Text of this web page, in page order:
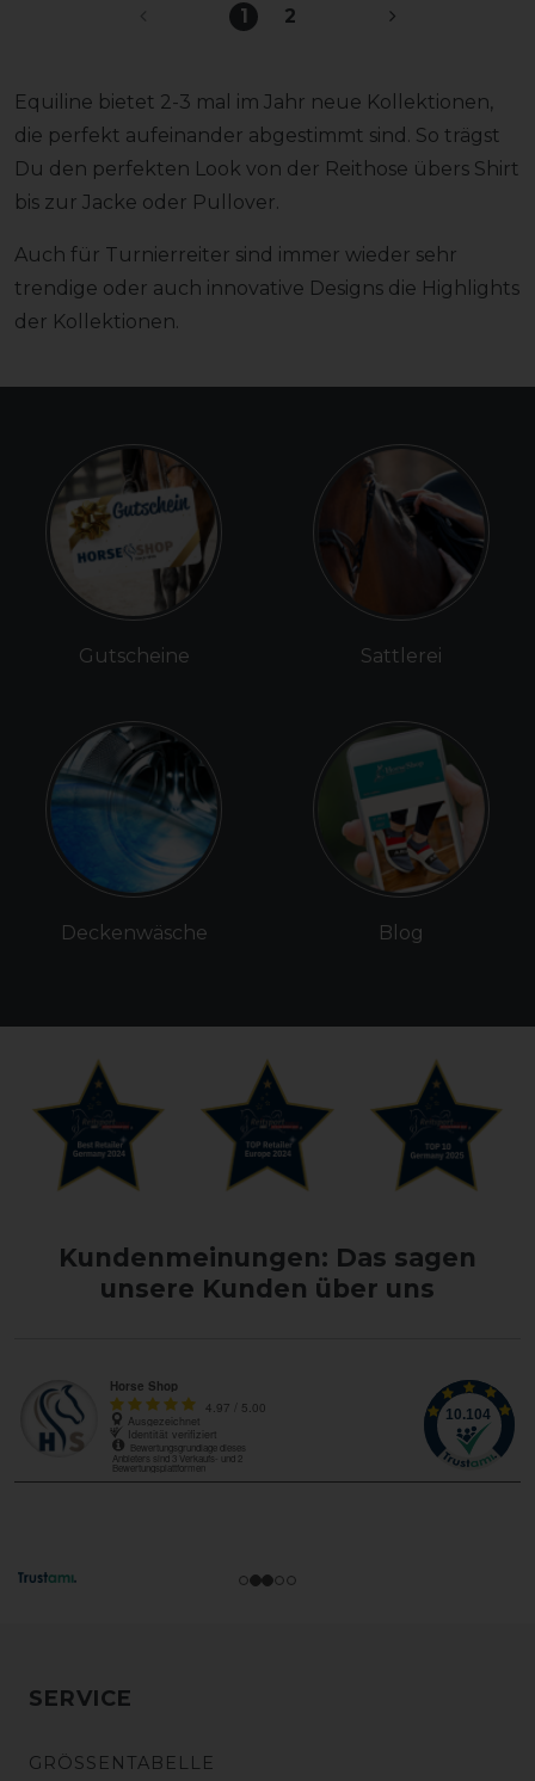
1 2
Equiline bietet 2-3 mal im Jahr neue Kollektionen,
die perfekt aufeinander abgestimmt sind. So trägst
Du den perfekten Look von der Reithose übers Shirt
bis zur Jacke oder Pullover.
Auch für Turnierreiter sind immer wieder sehr
trendige oder auch innovative Designs die Highlights
der Kollektionen.
Gutscheine
Deckenwäsche
Sattlerei
Blog
Kundenmeinungen: Das sagen
unsere Kunden über uns
SERVICE
GRÖSSENTABELLE